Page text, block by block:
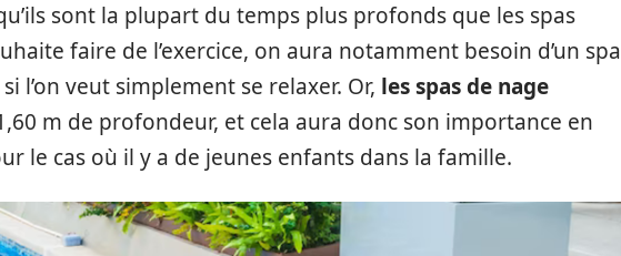
sont la plupart du temps plus profonds que les spas
faire de l’exercice, on aura notamment besoin d’un spa
l’on veut simplement se relaxer. Or, les spas de nage
m de profondeur, et cela aura donc son importance en
le cas où il y a de jeunes enfants dans la famille.